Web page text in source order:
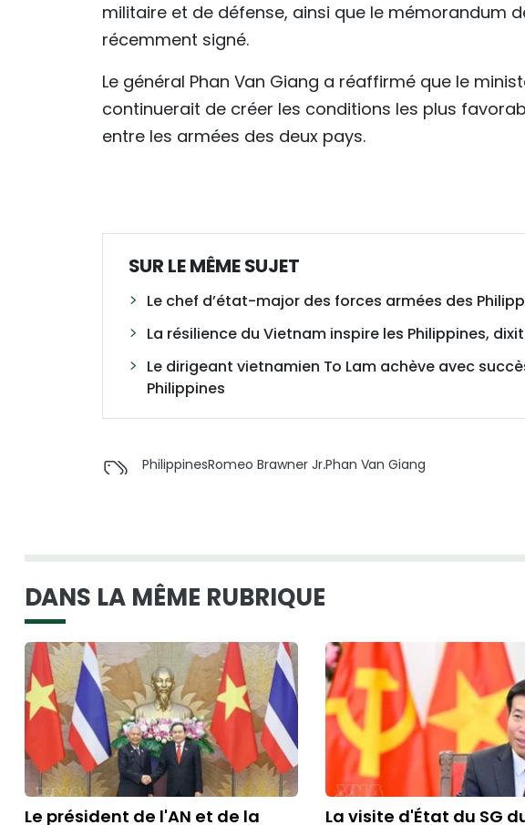
militaire et de défense, ainsi que le mémorandum
récemment signé.
​Le général Phan Van Giang a réaffirmé que le
continuerait de créer les conditions les plus
entre les armées des deux pays.
SUR LE MÊME SUJET
Le chef d’état-major des forces armées des
La résilience du Vietnam inspire les Philippines,
Le dirigeant vietnamien To Lam achève avec
Philippines
PhilippinesRomeo Brawner Jr.Phan Van Giang
DANS LA MÊME RUBRIQUE
Le président de l'AN et de la La visite d'État du SG